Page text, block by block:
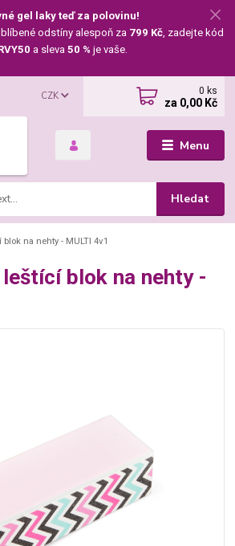
gel laky teď za polovinu!
odstíny alespoň za 799 Kč, zadejte kód
a sleva 50 % je vaše.
Menu
CZK
Hledat
0 ks
za 0,00 Kč
na nehty - MULTI 4v1
blok na nehty -